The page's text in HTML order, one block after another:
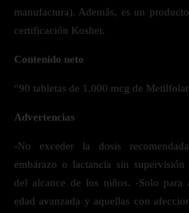
manufactura). Además, es un
certificación Kosher.
Contenido neto
“90 tabletas de 1,000 mcg de
Advertencias
-No exceder la dosis
embarazo o lactancia sin
del alcance de los niños. -Solo para
edad avanzada y aquellas con